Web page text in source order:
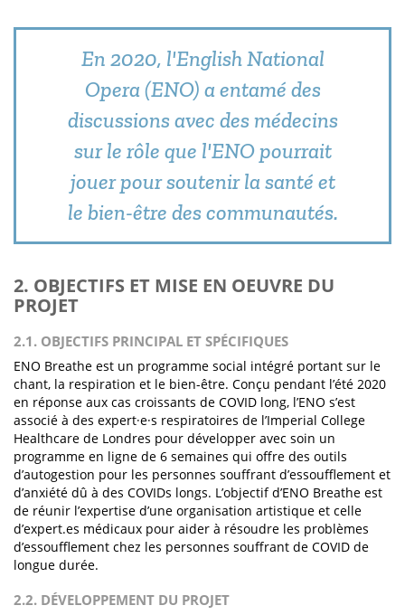
En 2020, l'English National
Opera (ENO) a entamé des
discussions avec des médecins
sur le rôle que l'ENO pourrait
jouer pour soutenir la santé et
le bien-être des communautés.
2. OBJECTIFS ET MISE EN OEUVRE DU
PROJET
2.1. OBJECTIFS PRINCIPAL ET SPÉCIFIQUES
ENO Breathe est un programme social intégré portant sur le
chant, la respiration et le bien-être. Conçu pendant l’été 2020
en réponse aux cas croissants de COVID long, l’ENO s’est
associé à des expert·e·s respiratoires de l’Imperial College
Healthcare de Londres pour développer avec soin un
programme en ligne de 6 semaines qui offre des outils
d’autogestion pour les personnes souffrant d’essoufflement et
d’anxiété dû à des COVIDs longs. L’objectif d’ENO Breathe est
de réunir l’expertise d’une organisation artistique et celle
d’expert.es médicaux pour aider à résoudre les problèmes
d’essoufflement chez les personnes souffrant de COVID de
longue durée.
2.2. DÉVELOPPEMENT DU PROJET